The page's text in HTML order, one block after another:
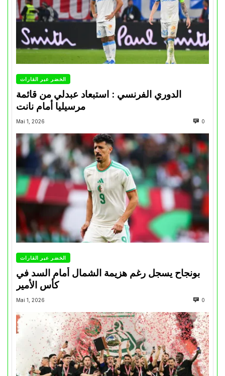
الخضر عبر القارات
الدوري الفرنسي : استبعاد عبدلي من قائمة
مرسيليا أمام نانت
Mai 1, 2026 0
الخضر عبر القارات
بونجاح يسجل رغم هزيمة الشمال أمام السد في
كأس الأمير
Mai 1, 2026 0